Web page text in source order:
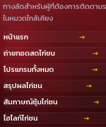
ทางลัดสำหรับผู้ที่ต้องการติดตาม
ในหมวดใกล้เคียง
หน้าแรก
→
ถ่ายทอดสดไก่ชน
→
โปรแกรมทั้งหมด
→
สรุปผลไก่ชน
→
สัมภาษณ์ซุ้มไก่ชน
→
ไฮไลท์ไก่ชน
→